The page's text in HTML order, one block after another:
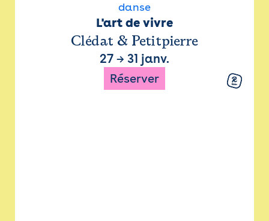
danse
L'art de vivre
Clédat & Petitpierre
27 → 31 janv.
Réserver